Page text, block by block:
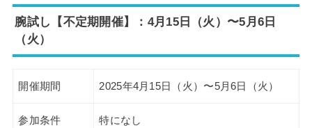
腕試し【不定期開催】：4月15日（火）〜5月6日
（火）
開催期間 2025年4月15日（火）〜5月6日（火）
参加条件 特になし